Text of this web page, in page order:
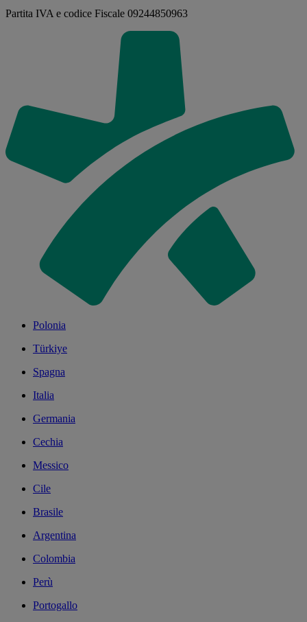
Partita IVA e codice Fiscale 09244850963
Polonia
Türkiye
Spagna
Italia
Germania
Cechia
Messico
Cile
Brasile
Argentina
Colombia
Perù
Portogallo